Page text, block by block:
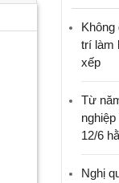
trí làm
xếp
Từ
12/6
Nghị